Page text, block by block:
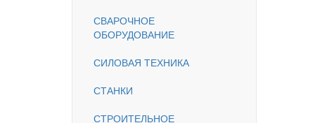
СВАРОЧНОЕ
ОБОРУДОВАНИЕ
СИЛОВАЯ ТЕХНИКА
СТАНКИ
СТРОИТЕЛЬНОЕ